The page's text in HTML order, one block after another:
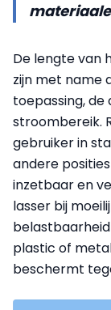
De lengte van
zijn met name
toepassing,
stroombereik.
gebruiker in
andere
inzetbaar en
lasser bij
plastic of
beschermt